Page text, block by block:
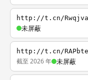
http://t.cn/
未屏蔽
http://t.cn/
截至 2026 年 未屏蔽